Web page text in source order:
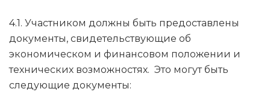
4.1. Участником должны быть предоставлены
документы, свидетельствующие об
экономическом и финансовом положении и
технических возможностях. Это могут быть
следующие документы: